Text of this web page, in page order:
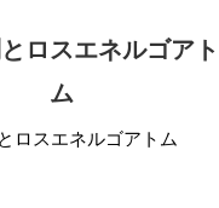
ロスエネルゴアト
ム